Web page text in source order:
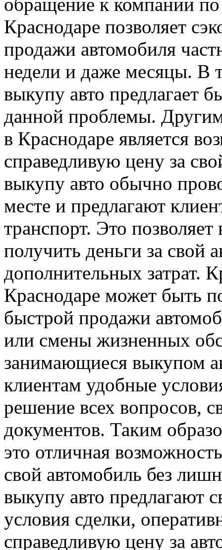
Краснодаре позволяет
продажи автомобиля
недели и даже месяцы. В
выкупу авто предлагает
данной проблемы.
в Краснодаре является
справедливую цену за
выкупу авто обычно
месте и предлагают
транспорт. Это
получить деньги за свой
дополнительных затрат.
Краснодаре может быть
быстрой продажи
или смены жизненных
занимающиеся выкупом
клиентам удобные
решение всех вопросов,
документов. Таким
это отличная
свой автомобиль без
выкупу авто предлагают
условия сделки,
справедливую цену за